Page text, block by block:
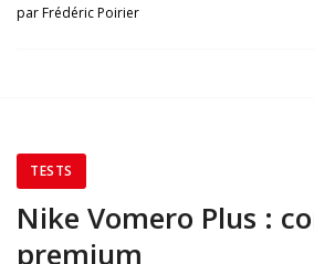
parFrédéric Poirier
TESTS
Nike Vomero Plus :
premium